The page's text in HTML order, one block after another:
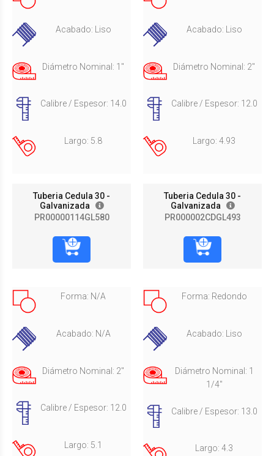
Acabado: Liso
Diámetro Nominal: 1"
Calibre / Espesor: 14.0
Largo: 5.8
Tuberia Cedula 30 -
Galvanizada
PR00000114GL580
Acabado: Liso
Diámetro Nominal: 2"
Calibre / Espesor: 12.0
Largo: 4.93
Tuberia Cedula 30 -
Galvanizada
PR000002CDGL493
Forma: N/A
Acabado: N/A
Diámetro Nominal: 2"
Calibre / Espesor: 12.0
Largo: 5.1
Forma: Redondo
Acabado: Liso
Diámetro Nominal: 1
1/4"
Calibre / Espesor: 13.0
Largo: 4.3